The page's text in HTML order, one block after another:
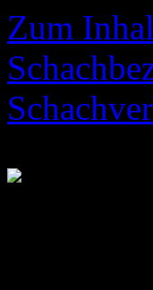
Zum